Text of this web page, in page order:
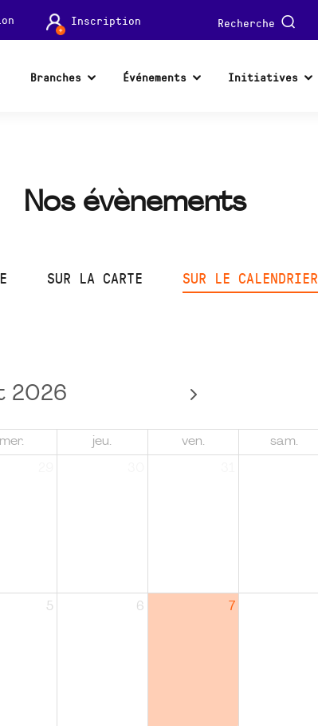
Inscription Recherche
Branches Événements Initiatives
Nos évènements
SUR LA CARTE SUR LE CALENDRIER
2026
mer. jeu. ven. sam.
5 6 7